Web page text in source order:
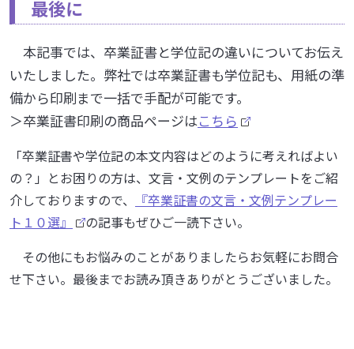
最後に
本記事では、卒業証書と学位記の違いについてお伝え
いたしました。弊社では卒業証書も学位記も、用紙の準
備から印刷まで一括で手配が可能です。
＞卒業証書印刷の商品ページはこちら
「卒業証書や学位記の本文内容はどのように考えればよい
の？」とお困りの方は、文言・文例のテンプレートをご紹
介しておりますので、
『卒業証書の文言・文例テンプレー
ト１０選』
の記事もぜひご一読下さい。
その他にもお悩みのことがありましたらお気軽にお問合
せ下さい。最後までお読み頂きありがとうございました。